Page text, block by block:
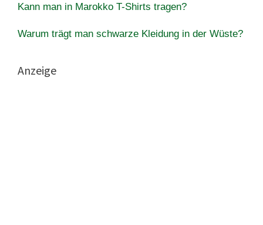
Kann man in Marokko T-Shirts tragen?
Warum trägt man schwarze Kleidung in der Wüste?
Anzeige